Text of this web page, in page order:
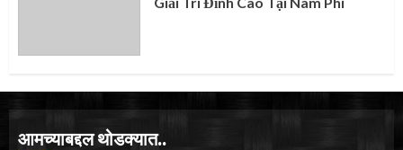
आमच्याबद्दल थोडक्यात..